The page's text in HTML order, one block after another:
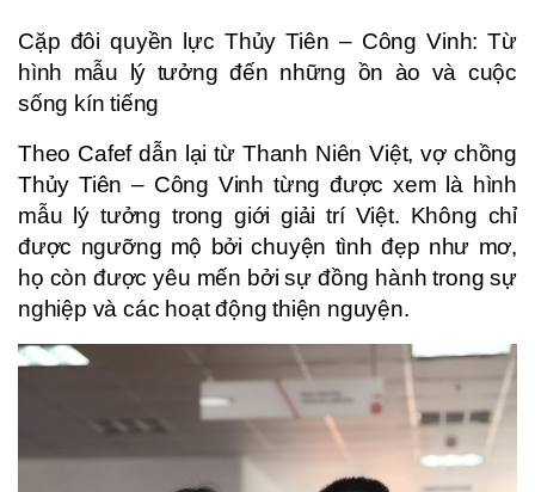
Cặp đôi quyền lực Thủy Tiên – Công Vinh: Từ
hình mẫu lý tưởng đến những ồn ào và cuộc
sống kín tiếng
Theo Cafef dẫn lại từ Thanh Niên Việt, vợ chồng
Thủy Tiên – Công Vinh từng được xem là hình
mẫu lý tưởng trong giới giải trí Việt. Không chỉ
được ngưỡng mộ bởi chuyện tình đẹp như mơ,
họ còn được yêu mến bởi sự đồng hành trong sự
nghiệp và các hoạt động thiện nguyện.